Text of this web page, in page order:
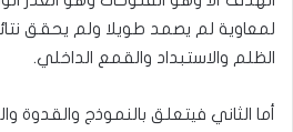
لمعاوية لم يصمد طويلا ولم يحقق
الظلم والاستبداد والقمع الداخلي.
أما الثاني فيتعلق بالنموذج والقدوة